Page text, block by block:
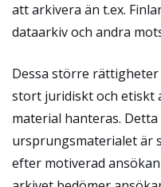
att arkivera än t.ex.
dataarkiv och andra
Dessa större
stort juridiskt och etiskt
material hanteras.
ursprungsmaterialet är
efter motiverad